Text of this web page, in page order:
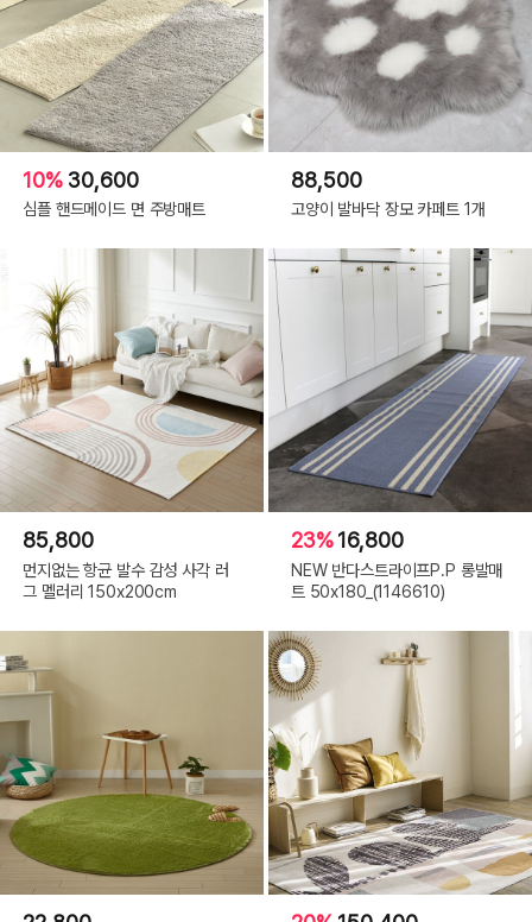
10% 30,600
심플 핸드메이드 면 주방매트
88,500
고양이 발바닥 장모 카페트 1개
85,800
먼지없는 항균 발수 감성 사각 러
그 멜러리 150x200cm
23%16,800
NEW 반다스트라이프P.P 롱발매
트 50x180_(1146610)